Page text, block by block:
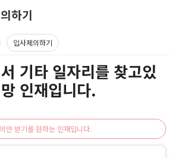
하기
입사제의하기
기타 일자리를 찾고있
인재입니다.
만 받기를 원하는 인재입니다.